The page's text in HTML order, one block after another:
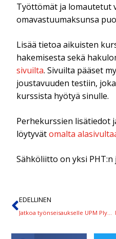
Työttömät ja lomautetut
omavastuumaksunsa
Lisää tietoa aikuisten
hakemisesta sekä
sivuilta. Sivuilta pääset
joustavuuden testiin,
kurssista hyötyä sinulle.
Perhekurssien lisätiedot
löytyvätomalta
Sähköliitto on yksi
EDELLINEN